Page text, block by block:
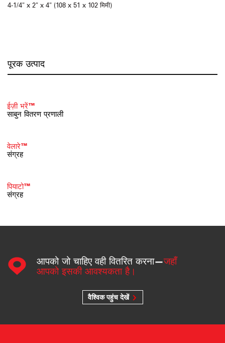
4-1/4" x 2" x 4" (108 x 51 x 102 मिमी)
पूरक उत्पाद
ईज़ी भरें™
साबुन वितरण प्रणाली
वेलारे™
संग्रह
पियाटो™
संग्रह
आपको जो चाहिए वही वितरित करना—जहाँ
आपको इसकी आवश्यकता है।
वैश्विक पहुंच देखें